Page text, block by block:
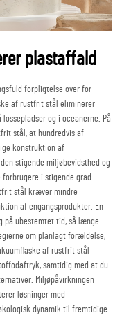
plastaffald
forpligtelse over for
af rustfrit stål eliminerer
og i oceanerne. På
stål, at hundredvis af
konstruktion af
stigende miljøbevidsthed og
i stigende grad
stål kræver mindre
af engangsprodukter. En
på ubestemtet tid, så længe
om planlagt forældelse,
af rustfrit stål
samtidig med at du
Miljøpåvirkningen
løsninger med
dynamik til fremtidige